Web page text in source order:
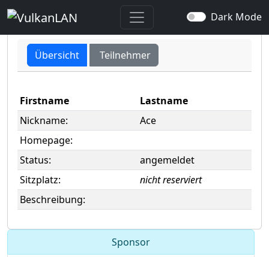
Dark Mode
user -> Ace
Übersicht Teilnehmer
Firstname
Lastname
Nickname:
Ace
Homepage:
Status:
angemeldet
Sitzplatz:
nicht reserviert
Beschreibung:
Sponsor